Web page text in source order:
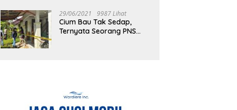
29/06/2021 9987 Lihat
Cium Bau Tak Sedap,
Ternyata Seorang PNS